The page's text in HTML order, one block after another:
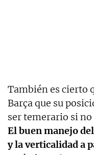
También es cierto
Barça que su
ser temerario si
El buen manejo
y la verticalidad a